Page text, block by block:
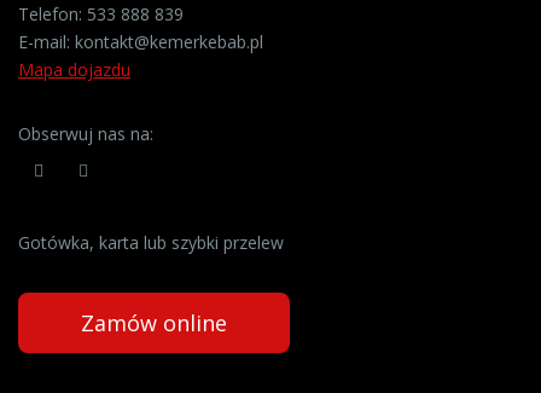
Telefon: 533 888 839
E-mail: kontakt@kemerkebab.pl
Mapa dojazdu
Obserwuj nas na:
Gotówka, karta lub szybki przelew
Zamów online